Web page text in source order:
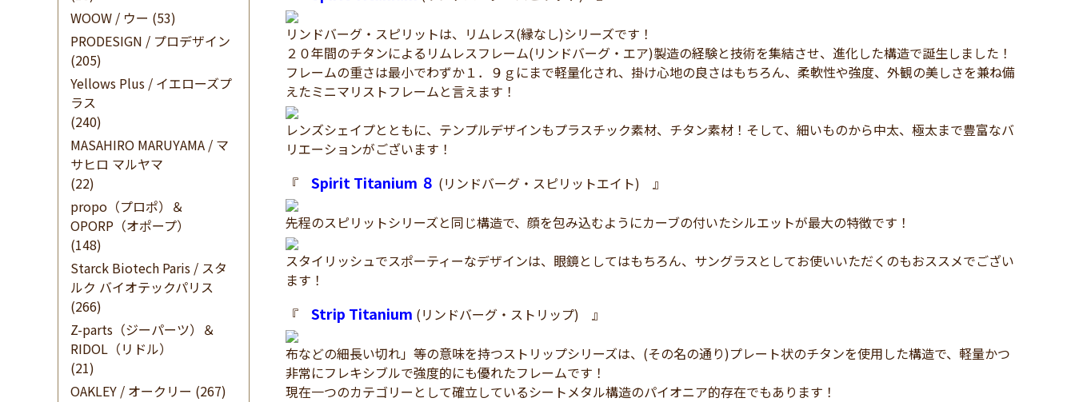
WOOW / ウー (53)
PRODESIGN / プロデザイン
(205)
Yellows Plus / イエローズプ
ラス
(240)
MASAHIRO MARUYAMA / マ
サヒロ マルヤマ
(22)
propo（プロポ）＆
OPORP（オポープ）
(148)
Starck Biotech Paris / スタ
ルク バイオテックパリス
(266)
Z-parts（ジーパーツ）＆
RIDOL（リドル）
(21)
OAKLEY / オークリー (267)
リンドバーグ・スピリットは、リムレス(縁なし)シリーズです！
２０年間のチタンによるリムレスフレーム(リンドバーグ・エア)製造の経験と技術を集結させ、進化した構造で誕生しました！
フレームの重さは最小でわずか１．９ｇにまで軽量化され、掛け心地の良さはもちろん、柔軟性や強度、外観の美しさを兼ね備
えたミニマリストフレームと言えます！
レンズシェイプとともに、テンプルデザインもプラスチック素材、チタン素材！そして、細いものから中太、極太まで豊富なバ
リエーションがございます！
『 Spirit Titanium ８ (リンドバーグ・スピリットエイト) 』
先程のスピリットシリーズと同じ構造で、顔を包み込むようにカーブの付いたシルエットが最大の特徴です！
スタイリッシュでスポーティーなデザインは、眼鏡としてはもちろん、サングラスとしてお使いいただくのもおススメでござい
ます！
『 Strip Titanium (リンドバーグ・ストリップ) 』
布などの細長い切れ」等の意味を持つストリップシリーズは、(その名の通り)プレート状のチタンを使用した構造で、軽量かつ
非常にフレキシブルで強度的にも優れたフレームです！
現在一つのカテゴリーとして確立しているシートメタル構造のパイオニア的存在でもあります！